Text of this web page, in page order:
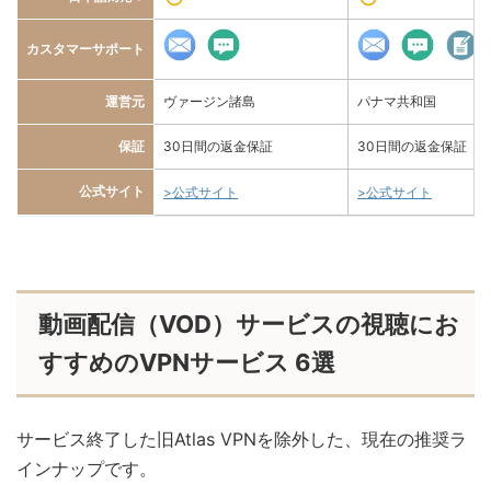
カスタマーサポート
運営元 ヴァージン諸島 パナマ共和国
保証 30日間の返金保証 30日間の返金保証
公式サイト >公式サイト >公式サイト
動画配信（VOD）サービスの視聴にお
すすめのVPNサービス 6選
サービス終了した旧Atlas VPNを除外した、現在の推奨ラ
インナップです。